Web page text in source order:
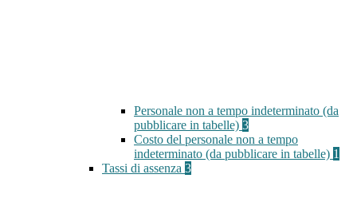
Personale non a tempo indeterminato (da
pubblicare in tabelle) 3
Costo del personale non a tempo
indeterminato (da pubblicare in tabelle) 1
Tassi di assenza 3